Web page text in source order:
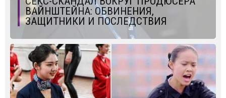
ВАЙНШТЕЙНА: ОБВИНЕНИЯ,
ЗАЩИТНИКИ И ПОСЛЕДСТВИЯ